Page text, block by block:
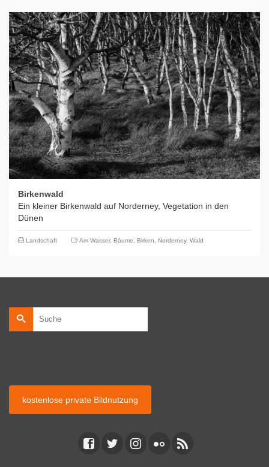
Birkenwald
Ein kleiner Birkenwald auf Norderney, Vegetation in den
Dünen
Landschaft Am Wasser, Bäume, Birken, Norderney, Wald
Suche
nach:
kostenlose private Bildnutzung